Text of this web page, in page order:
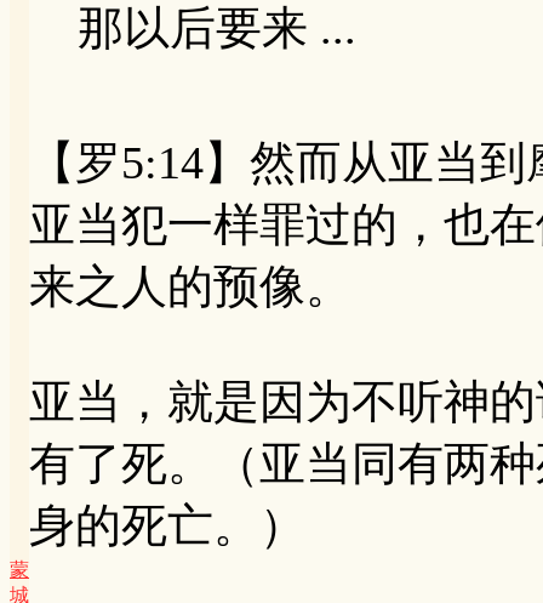
蒙
城
那以后要来 ...
【罗5:14】然而从亚当
亚当犯一样罪过的，也
来之人的预像。
亚当，就是因为不听神
有了死。（亚当同有两
身的死亡。）